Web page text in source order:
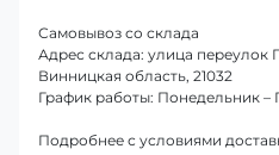
Самовывоз со склада
Адрес склада: улица переулок
Винницкая область, 21032
График работы: Понедельник –
Подробнее с условиями